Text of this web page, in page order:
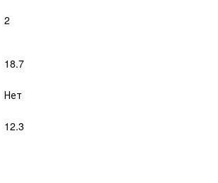
2
18.7
Нет
12.3